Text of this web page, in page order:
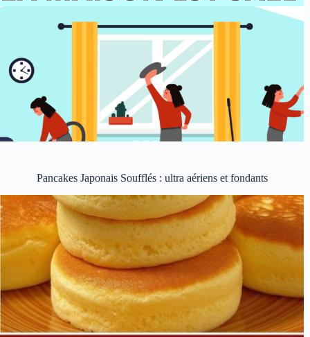
Pancakes Japonais Soufflés : ultra aériens et fondants